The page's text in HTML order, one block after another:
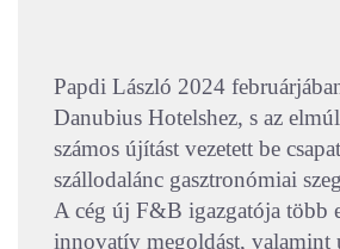
Papdi László 2024
Danubius Hotelshez, s az
számos újítást vezetett be
szállodalánc gasztronómiai
A cég új F&B igazgatója több
innovatív megoldást, valamint